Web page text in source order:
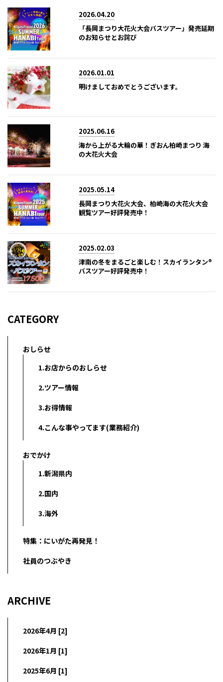
2026.04.20
「長岡まつり大花火大会バスツアー」発売延期
のお知らせとお詫び
2026.01.01
明けましておめでとうございます。
2025.06.16
海から上がる大輪の華！ぎおん柏崎まつり 海
の大花火大会
2025.05.14
長岡まつり大花火大会、柏崎海の大花火大会
観覧ツアー好評発売中！
2025.02.03
津南の冬をまるごと楽しむ！スカイランタン®
バスツアー好評発売中！
CATEGORY
おしらせ
1.お店からのおしらせ
2.ツアー情報
3.お得情報
4.こんな事やってます(業務紹介)
おでかけ
1.新潟県内
2.国内
3.海外
特集：にいがた再発見！
社員のつぶやき
ARCHIVE
2026年4月 [2]
2026年1月 [1]
2025年6月 [1]